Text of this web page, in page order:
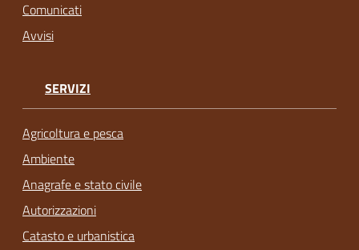
Comunicati
Avvisi
SERVIZI
Agricoltura e pesca
Ambiente
Anagrafe e stato civile
Autorizzazioni
Catasto e urbanistica